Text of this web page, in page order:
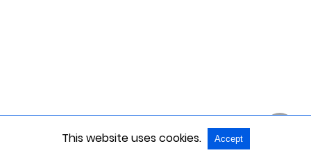
This website uses cookies. Accept